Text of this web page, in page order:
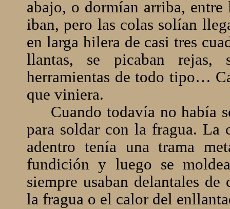
abajo, o dormían arriba,
iban, pero las colas solían
en larga hilera de casi tres
llantas, se picaban rejas,
herramientas de todo tipo…
que viniera.
Cuando todavía no había
para soldar con la fragua. La
adentro tenía una trama
fundición y luego se
siempre usaban delantales
la fragua o el calor del